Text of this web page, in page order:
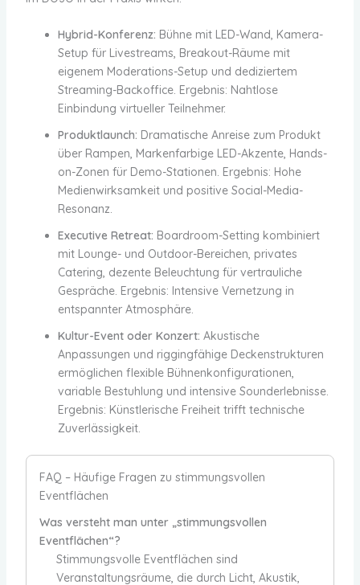
Hybrid-Konferenz: Bühne mit LED-Wand, Kamera-
Setup für Livestreams, Breakout-Räume mit
eigenem Moderations-Setup und dediziertem
Streaming-Backoffice. Ergebnis: Nahtlose
Einbindung virtueller Teilnehmer.
Produktlaunch: Dramatische Anreise zum Produkt
über Rampen, Markenfarbige LED-Akzente, Hands-
on-Zonen für Demo-Stationen. Ergebnis: Hohe
Medienwirksamkeit und positive Social-Media-
Resonanz.
Executive Retreat: Boardroom-Setting kombiniert
mit Lounge- und Outdoor-Bereichen, privates
Catering, dezente Beleuchtung für vertrauliche
Gespräche. Ergebnis: Intensive Vernetzung in
entspannter Atmosphäre.
Kultur-Event oder Konzert: Akustische
Anpassungen und riggingfähige Deckenstrukturen
ermöglichen flexible Bühnenkonfigurationen,
variable Bestuhlung und intensive Sounderlebnisse.
Ergebnis: Künstlerische Freiheit trifft technische
Zuverlässigkeit.
FAQ – Häufige Fragen zu stimmungsvollen
Eventflächen
Was versteht man unter „stimmungsvollen
Eventflächen“?
Stimmungsvolle Eventflächen sind
Veranstaltungsräume, die durch Licht, Akustik,